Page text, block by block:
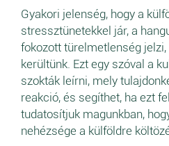
Gyakori jelenség, hogy a
stressztünetekkel jár, a
fokozott türelmetlenség
kerültünk. Ezt egy szóval a
szokták leírni, mely
reakció, és segíthet, ha ezt
tudatosítjuk magunkban,
nehézsége a külföldre